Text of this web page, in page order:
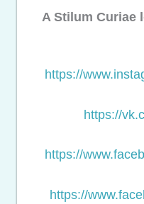
A Stilum Curiae
https://
https://
https://
https://